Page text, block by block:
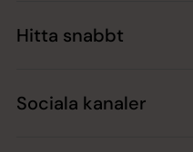
Hitta snabbt
Sociala kanaler